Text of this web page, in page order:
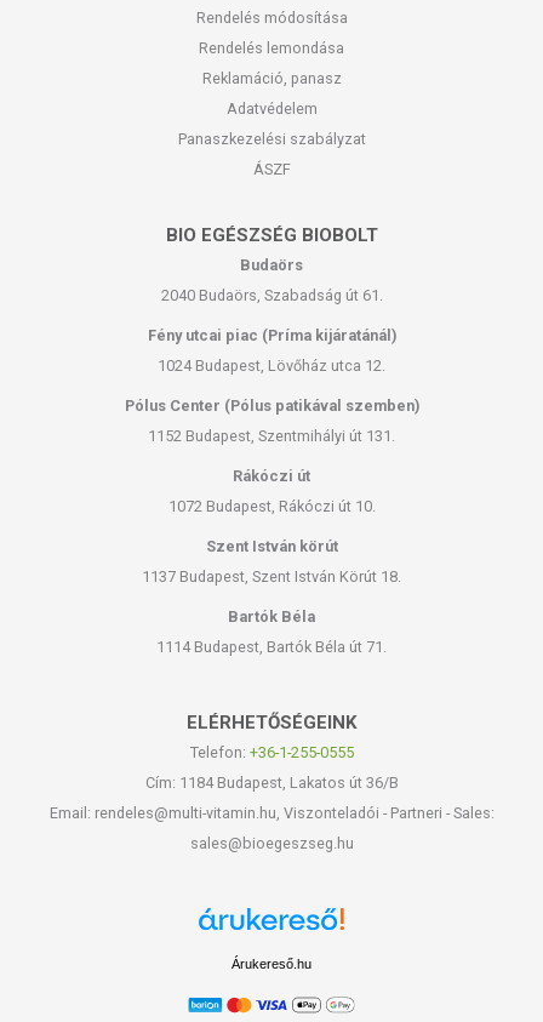
Rendelés módosítása
Rendelés lemondása
Reklamáció, panasz
Adatvédelem
Panaszkezelési szabályzat
ÁSZF
BIO EGÉSZSÉG BIOBOLT
Budaörs
2040 Budaörs, Szabadság út 61.
Fény utcai piac (Príma kijáratánál)
1024 Budapest, Lövőház utca 12.
Pólus Center (Pólus patikával szemben)
1152 Budapest, Szentmihályi út 131.
Rákóczi út
1072 Budapest, Rákóczi út 10.
Szent István körút
1137 Budapest, Szent István Körút 18.
Bartók Béla
1114 Budapest, Bartók Béla út 71.
ELÉRHETŐSÉGEINK
Telefon: +36-1-255-0555
Cím: 1184 Budapest, Lakatos út 36/B
Email: rendeles@multi-vitamin.hu, Viszonteladói - Partneri - Sales:
sales@bioegeszseg.hu
Árukereső.hu